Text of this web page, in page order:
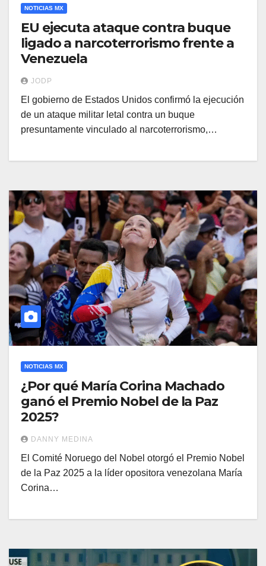
NOTICIAS MX
EU ejecuta ataque contra buque
ligado a narcoterrorismo frente a
Venezuela
JODP
El gobierno de Estados Unidos confirmó la ejecución
de un ataque militar letal contra un buque
presuntamente vinculado al narcoterrorismo,…
NOTICIAS MX
¿Por qué María Corina Machado
ganó el Premio Nobel de la Paz
2025?
DANNY MEDINA
El Comité Noruego del Nobel otorgó el Premio Nobel
de la Paz 2025 a la líder opositora venezolana María
Corina…